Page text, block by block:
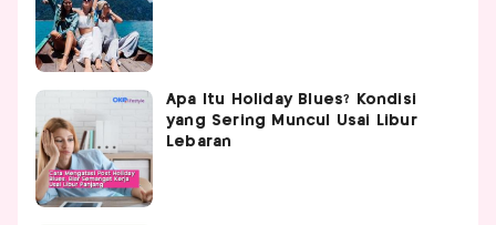
Apa Itu Holiday Blues? Kondisi
yang Sering Muncul Usai Libur
Lebaran